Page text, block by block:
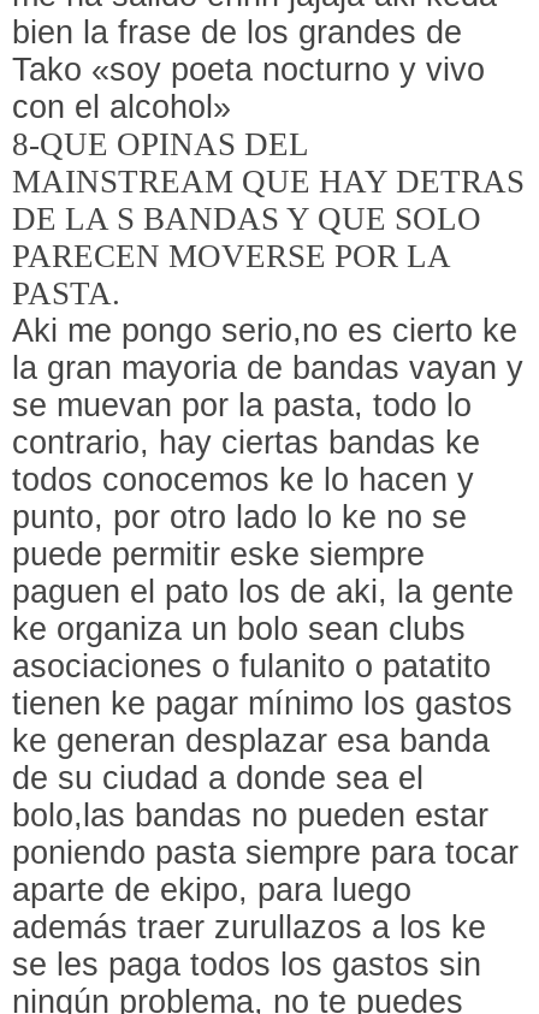
bien la frase de los grandes de
Tako «soy poeta nocturno y vivo
con el alcohol»
8-QUE OPINAS DEL
MAINSTREAM QUE HAY DETRAS
DE LA S BANDAS Y QUE SOLO
PARECEN MOVERSE POR LA
PASTA.
Aki me pongo serio,no es cierto ke
la gran mayoria de bandas vayan y
se muevan por la pasta, todo lo
contrario, hay ciertas bandas ke
todos conocemos ke lo hacen y
punto, por otro lado lo ke no se
puede permitir eske siempre
paguen el pato los de aki, la gente
ke organiza un bolo sean clubs
asociaciones o fulanito o patatito
tienen ke pagar mínimo los gastos
ke generan desplazar esa banda
de su ciudad a donde sea el
bolo,las bandas no pueden estar
poniendo pasta siempre para tocar
aparte de ekipo, para luego
además traer zurullazos a los ke
se les paga todos los gastos sin
ningún problema, no te puedes